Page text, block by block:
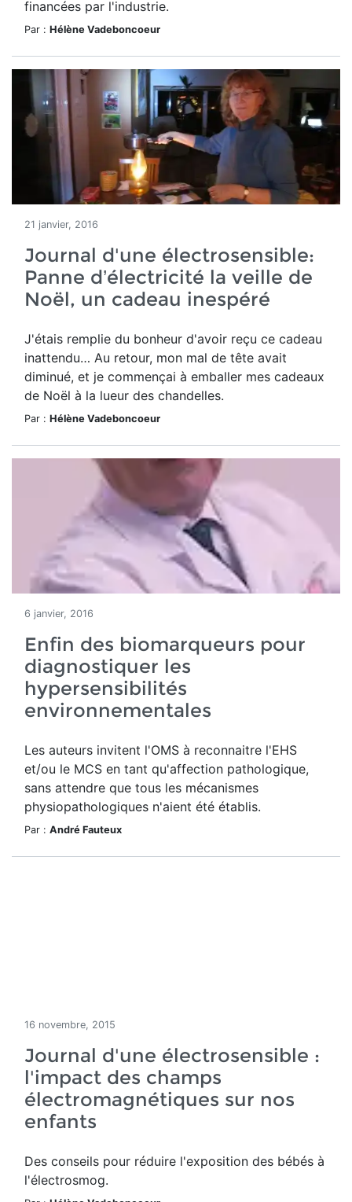
financées par l'industrie.
Par : Hélène Vadeboncoeur
21 janvier, 2016
Journal d'une électrosensible:
Panne d’électricité la veille de
Noël, un cadeau inespéré
J'étais remplie du bonheur d'avoir reçu ce cadeau
inattendu… Au retour, mon mal de tête avait
diminué, et je commençai à emballer mes cadeaux
de Noël à la lueur des chandelles.
Par : Hélène Vadeboncoeur
6 janvier, 2016
Enfin des biomarqueurs pour
diagnostiquer les
hypersensibilités
environnementales
Les auteurs invitent l'OMS à reconnaitre l'EHS
et/ou le MCS en tant qu'affection pathologique,
sans attendre que tous les mécanismes
physiopathologiques n'aient été établis.
Par : André Fauteux
16 novembre, 2015
Journal d'une électrosensible :
l'impact des champs
électromagnétiques sur nos
enfants
Des conseils pour réduire l'exposition des bébés à
l'électrosmog.